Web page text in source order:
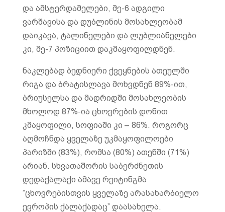
და ამსტერდამელები, მე-6 ადგილი
ვარშავისა და დუბლინის მოსახლეობამ
დაიკავა, ტალინელები და ლუბლიანელები
კი, მე-7 პოზიციით დაკმაყოფილდნენ.
ნაკლებად ბედნიერი ქვეყნების ათეულში
რიგა და ბრატისლავა მოხვდნენ 89%-ით,
ბრიუსელსა და მადრიდში მოსახლეობის
მხოლოდ 87%-ია ცხოვრების დონით
კმაყოფილი, სოფიაში კი – 86%. როგორც
აღმოჩნდა ყველაზე უკმაყოფილოები
პარიზში (83%), რომსა (80%) ათენში (71%)
არიან. სხვათაშორის საბერძნეთის
დედაქალაქი ამავე რეიტინგმა
”ცხოვრებისთვის ყველაზე არასახარბიელო
ევროპის ქალაქადაც” დაასახელა.